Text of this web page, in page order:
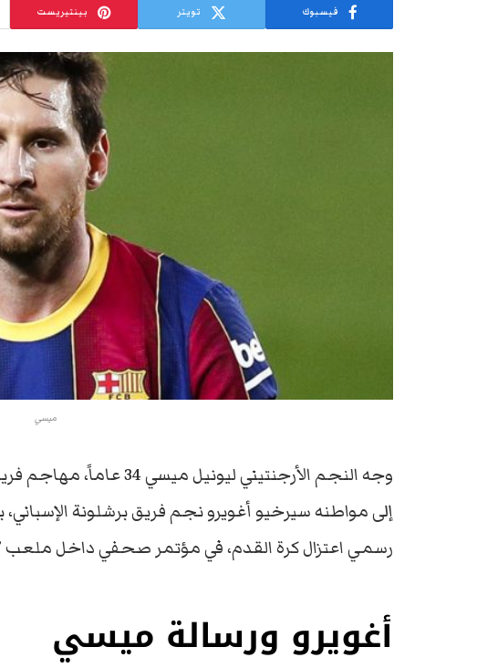
فيسبوك تويتر بينتيريست
ميسي
وجه النجم الأرجنتيني
إلى مواطنه سيرخيو أغويرو نجم فريق برشلونة الإسباني،
رسمي اعتزال كرة القدم، في مؤتمر صحفي داخل ملعب
أغويرو ورسالة ميسي